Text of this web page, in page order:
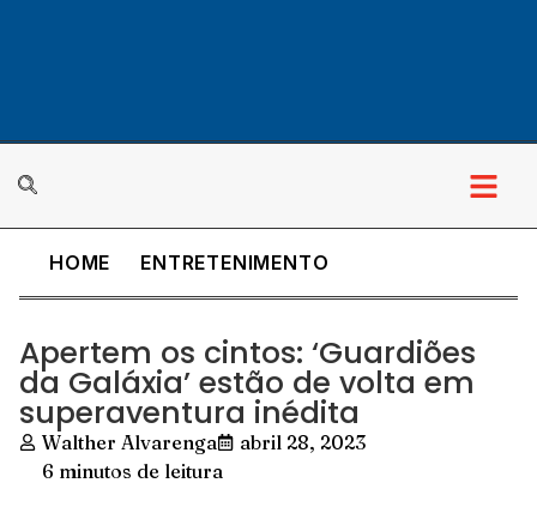
HOME ENTRETENIMENTO
Apertem os cintos: ‘Guardiões
da Galáxia’ estão de volta em
superaventura inédita
Walther Alvarenga
abril 28, 2023
6 minutos de leitura